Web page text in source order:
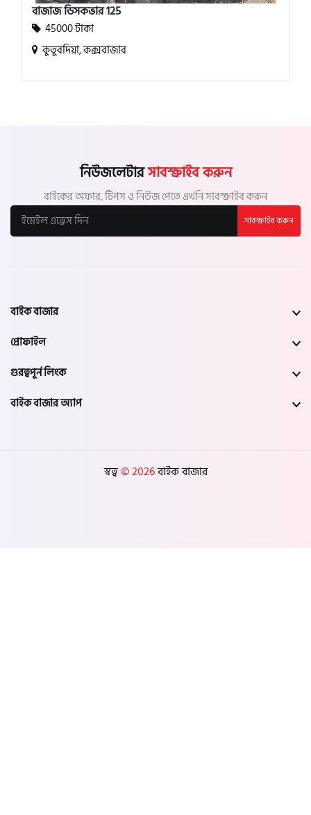
বাজাজ ডিসকভার 125
45000 টাকা
কুতুবদিয়া, কক্সবাজার
নিউজলেটারসাবস্ক্রাইব করুন
বাইকের অফার, টিপস ও নিউজ পেতে এখনি সাবস্ক্রাইব করুন
সাবস্ক্রাইব করুন
বাইক বাজার
প্রোফাইল
গুরত্বপূর্ন লিংক
বাইক বাজার অ্যাপ
স্বত্ব© 2026বাইক বাজার